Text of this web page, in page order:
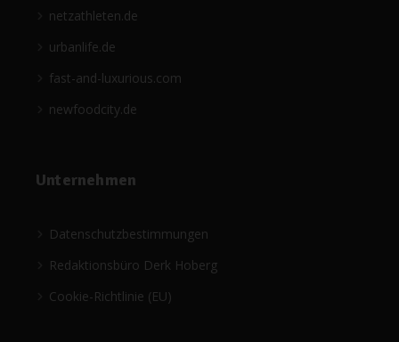
netzathleten.de
urbanlife.de
fast-and-luxurious.com
newfoodcity.de
Unternehmen
Datenschutzbestimmungen
Redaktionsbüro Derk Hoberg
Cookie-Richtlinie (EU)